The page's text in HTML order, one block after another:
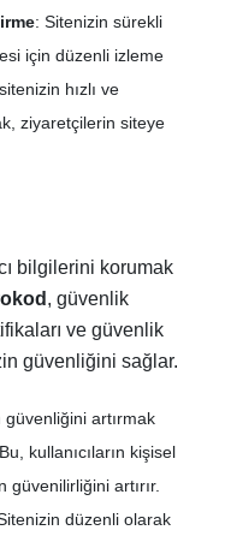
: Sitenizin sürekli
için düzenli izleme
hızlı ve
ziyaretçilerin siteye
bilgilerini korumak
, güvenlik
ve güvenlik
güvenliğini sağlar.
artırmak
kullanıcıların kişisel
artırır.
düzenli olarak